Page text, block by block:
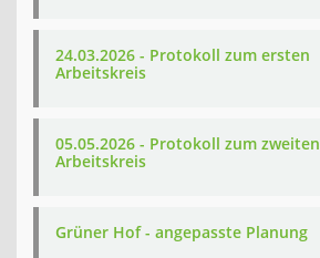
24.03.2026 - Protokoll zum ersten
Arbeitskreis
05.05.2026 - Protokoll zum zweiten
Arbeitskreis
Grüner Hof - angepasste Planung